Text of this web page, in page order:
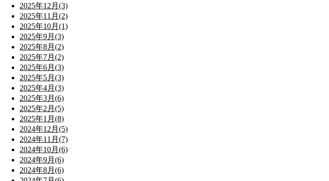
2025年12月(3)
2025年11月(2)
2025年10月(1)
2025年9月(3)
2025年8月(2)
2025年7月(2)
2025年6月(3)
2025年5月(3)
2025年4月(3)
2025年3月(6)
2025年2月(5)
2025年1月(8)
2024年12月(5)
2024年11月(7)
2024年10月(6)
2024年9月(6)
2024年8月(6)